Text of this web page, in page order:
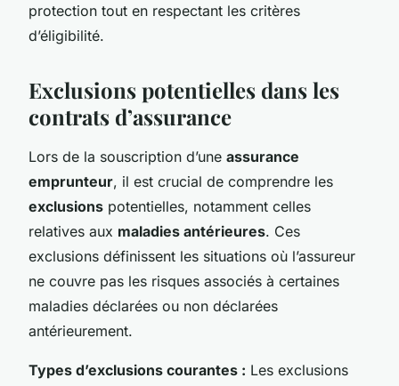
protection tout en respectant les critères
d’éligibilité.
Exclusions potentielles dans les
contrats d’assurance
Lors de la souscription d’une assurance
emprunteur, il est crucial de comprendre les
exclusions potentielles, notamment celles
relatives aux maladies antérieures. Ces
exclusions définissent les situations où l’assureur
ne couvre pas les risques associés à certaines
maladies déclarées ou non déclarées
antérieurement.
Types d’exclusions courantes : Les exclusions